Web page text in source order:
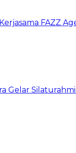
FAZZ
Gelar